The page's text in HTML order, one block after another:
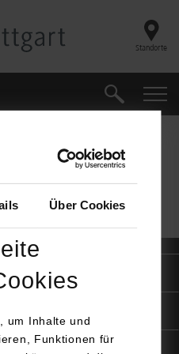
Über Cookies
um Inhalte und
Funktionen für
Standorte
Suche